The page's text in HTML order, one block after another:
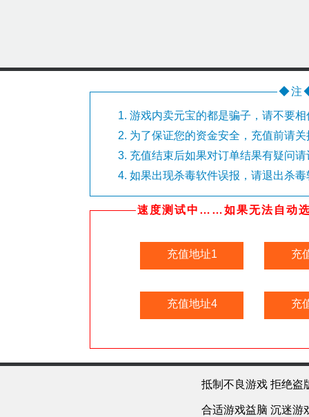
◆注
游戏内卖元宝的都是骗子，请不要
为了保证您的资金安全，充值前请
充值结束后如果对订单结果有疑问
如果出现杀毒软件误报，请退出杀
速度测试中……如果无法自动
充值地址1 充
充值地址4 充
抵制不良游戏 拒绝盗
合适游戏益脑 沉迷游